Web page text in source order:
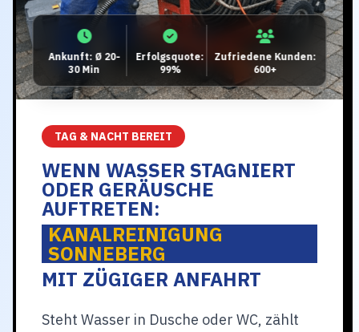
Ankunft: Ø 20-
30 Min
Erfolgsquote:
99%
Zufriedene Kunden:
600+
TAG & NACHT BEREIT
WENN WASSER STAGNIERT
ODER GERÄUSCHE
AUFTRETEN:
KANALREINIGUNG
SONNEBERG
MIT ZÜGIGER ANFAHRT
Steht Wasser in Dusche oder WC, zählt